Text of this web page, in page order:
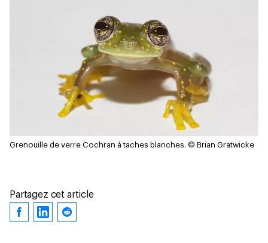
Grenouille de verre Cochran à taches blanches. © Brian Gratwicke
Partagez cet article